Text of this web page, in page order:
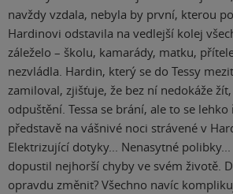
navždy vzdala, nebyla by první, kterou
Hardinovi odstavila na vedlejší kolej
záleželo – školu, kamarády, matku,
nezvládla. Hardin, který se do Tessy
zamiloval, zjišťuje, že bez ní nedokáže
odpuštění. Tessa se brání, ale to se
představě na vášnivé noci strávené v
Elektrizující dotyky... Nenasytné
dopustil nejhorší chyby ve svém životě.
opravdu změnit? Všechno navíc